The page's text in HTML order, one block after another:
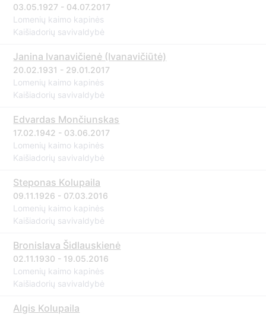
03.05.1927 - 04.07.2017
Lomenių kaimo kapinės
Kaišiadorių savivaldybė
Janina Ivanavičienė (Ivanavičiūtė)
20.02.1931 - 29.01.2017
Lomenių kaimo kapinės
Kaišiadorių savivaldybė
Edvardas Mončiunskas
17.02.1942 - 03.06.2017
Lomenių kaimo kapinės
Kaišiadorių savivaldybė
Steponas Kolupaila
09.11.1926 - 07.03.2016
Lomenių kaimo kapinės
Kaišiadorių savivaldybė
Bronislava Šidlauskienė
02.11.1930 - 19.05.2016
Lomenių kaimo kapinės
Kaišiadorių savivaldybė
Algis Kolupaila